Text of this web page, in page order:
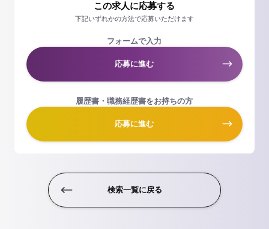
この求人に応募する
下記いずれかの方法で応募いただけます
フォームで入力
応募に進む
履歴書・職務経歴書をお持ちの方
応募に進む
検索一覧に戻る